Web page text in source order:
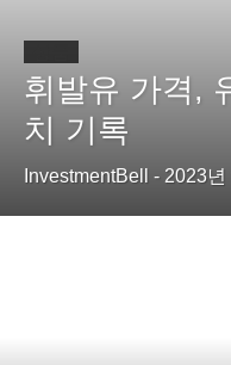
휘발유 가격,
치 기록
InvestmentBell - 2023년